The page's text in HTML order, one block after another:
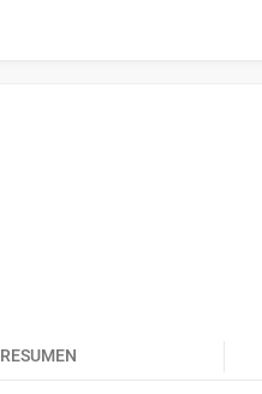
RESUMEN